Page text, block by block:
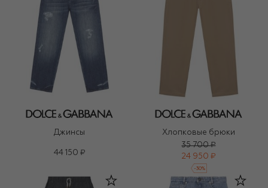
Джинсы
44 150 ₽
Хлопковые брюки
35 700 ₽
24 950 ₽
-30%